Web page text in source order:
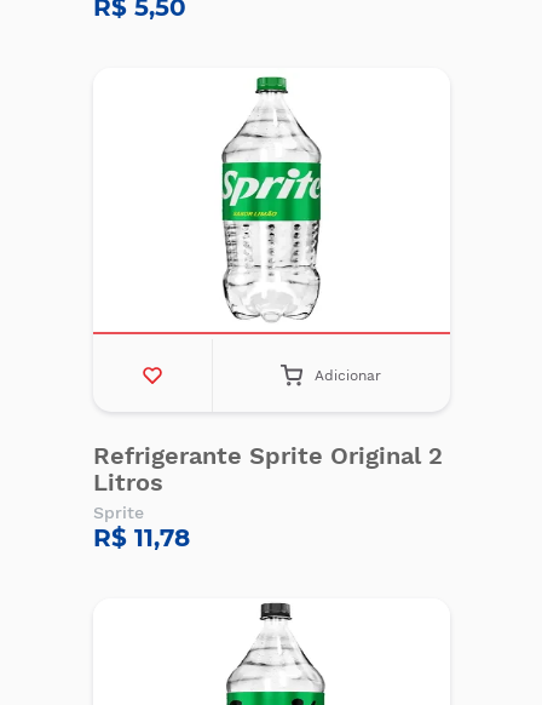
R$ 5,50
Adicionar
Refrigerante Sprite Original 2
Litros
Sprite
R$ 11,78